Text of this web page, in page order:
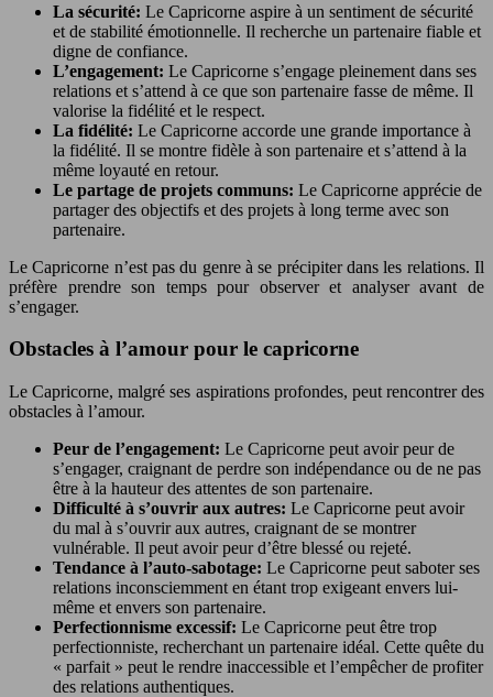
La sécurité: Le Capricorne aspire à un sentiment de sécurité
et de stabilité émotionnelle. Il recherche un partenaire fiable et
digne de confiance.
L’engagement: Le Capricorne s’engage pleinement dans ses
relations et s’attend à ce que son partenaire fasse de même. Il
valorise la fidélité et le respect.
La fidélité: Le Capricorne accorde une grande importance à
la fidélité. Il se montre fidèle à son partenaire et s’attend à la
même loyauté en retour.
Le partage de projets communs: Le Capricorne apprécie de
partager des objectifs et des projets à long terme avec son
partenaire.
Le Capricorne n’est pas du genre à se précipiter dans les relations. Il
préfère prendre son temps pour observer et analyser avant de
s’engager.
Obstacles à l’amour pour le capricorne
Le Capricorne, malgré ses aspirations profondes, peut rencontrer des
obstacles à l’amour.
Peur de l’engagement: Le Capricorne peut avoir peur de
s’engager, craignant de perdre son indépendance ou de ne pas
être à la hauteur des attentes de son partenaire.
Difficulté à s’ouvrir aux autres: Le Capricorne peut avoir
du mal à s’ouvrir aux autres, craignant de se montrer
vulnérable. Il peut avoir peur d’être blessé ou rejeté.
Tendance à l’auto-sabotage: Le Capricorne peut saboter ses
relations inconsciemment en étant trop exigeant envers lui-
même et envers son partenaire.
Perfectionnisme excessif: Le Capricorne peut être trop
perfectionniste, recherchant un partenaire idéal. Cette quête du
« parfait » peut le rendre inaccessible et l’empêcher de profiter
des relations authentiques.